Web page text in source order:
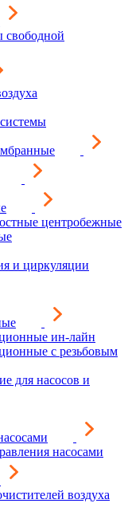
свободной
центробежные
и циркуляции
ин-лайн
с резьбовым
для насосов и
насосами
воздуха